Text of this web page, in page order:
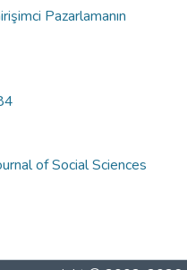
Pazarlamanın
of Social Sciences